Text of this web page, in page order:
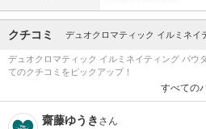
クチコミ デュオクロマティック イルミネイ
デュオクロマティック イルミネイティング パウ
てのクチコミをピックアップ！
すべての
齋藤ゆうき さん